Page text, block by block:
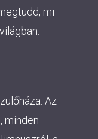
mi
Az
minden